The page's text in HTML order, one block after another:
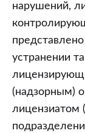
нарушений,
устранении
(надзорным)
лицензиатом